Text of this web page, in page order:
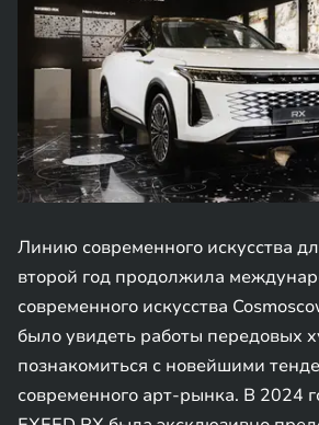
Линию современного искусства
второй год продолжила
современного искусства
было увидеть работы передовых
познакомиться с новейшими
современного арт-рынка. В 2024